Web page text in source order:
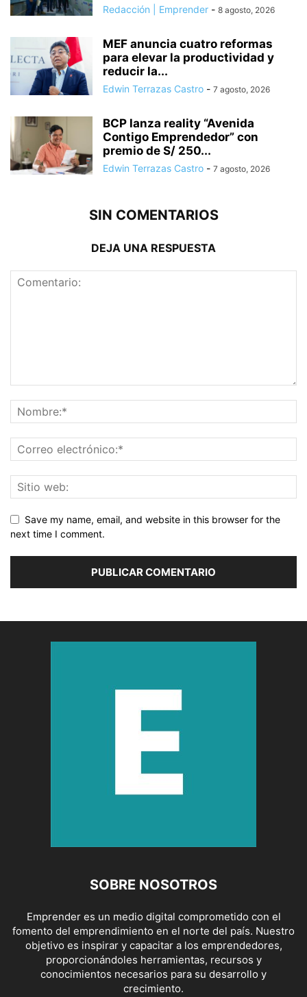
Redacción | Emprender - 8 agosto, 2026
MEF anuncia cuatro reformas
para elevar la productividad y
reducir la...
Edwin Terrazas Castro - 7 agosto, 2026
BCP lanza reality “Avenida
Contigo Emprendedor” con
premio de S/ 250...
Edwin Terrazas Castro - 7 agosto, 2026
SIN COMENTARIOS
DEJA UNA RESPUESTA
Save my name, email, and website in this browser for the
next time I comment.
SOBRE NOSOTROS
Emprender es un medio digital comprometido con el
fomento del emprendimiento en el norte del país. Nuestro
objetivo es inspirar y capacitar a los emprendedores,
proporcionándoles herramientas, recursos y
conocimientos necesarios para su desarrollo y
crecimiento.